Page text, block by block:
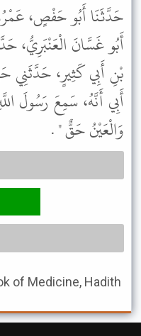
حَدَّثَنَا أَبُو حَفْصٍ،
أَبُو غَسَّانَ الْعَنْبَرِيُّ،
بْنِ أَبِي كَثِيرٍ، حَدَّثَنِي
أَبِي أَنَّهُ، سَمِعَ رَسُولَ
وَالْعَيْنُ حَقٌّ " .
of Medicine, Hadith